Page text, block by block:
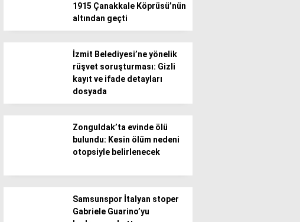
Politika / Siyaset
Magazin
1915 Çanakkale Köprüsü’nün
altından geçti
İzmit Belediyesi’ne yönelik
rüşvet soruşturması: Gizli
kayıt ve ifade detayları
dosyada
Zonguldak’ta evinde ölü
bulundu: Kesin ölüm nedeni
otopsiyle belirlenecek
Samsunspor İtalyan stoper
Gabriele Guarino’yu